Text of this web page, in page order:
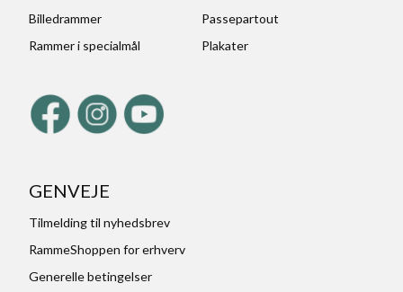
Billedrammer
Passepartout
Rammer i specialmål
Plakater
GENVEJE
Tilmelding til nyhedsbrev
RammeShoppen for erhverv
Generelle betingelser